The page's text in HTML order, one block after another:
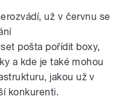
už v červnu se
pošta pořídit boxy,
a kde je také mohou
jakou už v
konkurenti.